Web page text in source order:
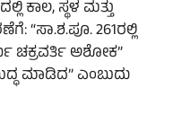
ಕಾಲ, ಸ್ಥಳ ಮತ್ತು
“ಸಾ.ಶ.ಪೂ. 261ರಲ್ಲಿ
ಚಕ್ರವರ್ತಿ ಅಶೋಕ”
ಮಾಡಿದ” ಎಂಬುದು